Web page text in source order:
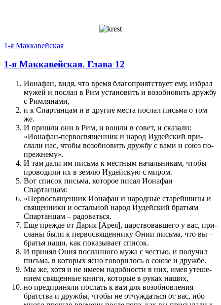
1-я Маккавейская
1-я Маккавейская. Глава 12
Ионафан, видя, что время бла­го­прият­с­т­ву­ет ему, избрал
мужей и по­слал в Рим установить и возобновить дружбу
с Римлянами,
и к Спартанцам и в другие места по­слал письма о том
же.
И при­шли они в Рим, и вошли в совет, и сказали:
«Ионафан-первосвящен­ник и народ Иудейский при­
слали нас, чтобы возобновить дружбу с вами и союз по-
прежнему».
И там дали им письма к мест­ным начальникам, чтобы
про­водили их в землю Иудейскую с миром.
Вот список письма, которое писал Ионафан
Спартанцам:
«Первосвящен­ник Ионафан и народные старей­шины и
священ­ники и остальной народ Иудейский братьям
Спартанцам – радо­ваться.
Еще пре­жде от Дария [Арея], цар­с­т­во­вав­шего у вас, при­
сланы были к первосвящен­нику Онии письма, что вы –
братья наши, как по­казывает список.
И при­нял Ония по­слан­ного мужа с честью, и по­лучил
письма, в которых ясно говорилось о союзе и дружбе.
Мы же, хотя и не имеем надобности в них, имея утеше­
нием священ­ные книги, которые в руках наших,
но пред­приняли по­слать к вам для возобновле­ния
братства и дружбы, чтобы не отчуждаться от вас, ибо